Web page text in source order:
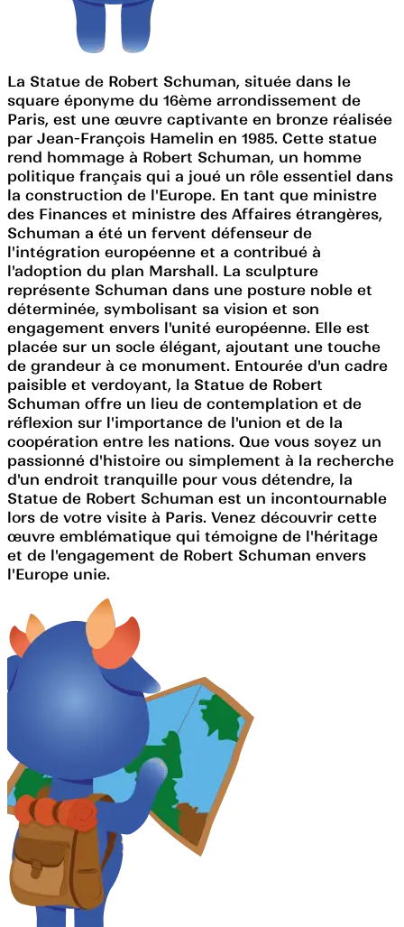
La Statue de Robert Schuman, située dans le
square éponyme du 16ème arrondissement de
Paris, est une œuvre captivante en bronze réalisée
par Jean-François Hamelin en 1985. Cette statue
rend hommage à Robert Schuman, un homme
politique français qui a joué un rôle essentiel dans
la construction de l'Europe. En tant que ministre
des Finances et ministre des Affaires étrangères,
Schuman a été un fervent défenseur de
l'intégration européenne et a contribué à
l'adoption du plan Marshall. La sculpture
représente Schuman dans une posture noble et
déterminée, symbolisant sa vision et son
engagement envers l'unité européenne. Elle est
placée sur un socle élégant, ajoutant une touche
de grandeur à ce monument. Entourée d'un cadre
paisible et verdoyant, la Statue de Robert
Schuman offre un lieu de contemplation et de
réflexion sur l'importance de l'union et de la
coopération entre les nations. Que vous soyez un
passionné d'histoire ou simplement à la recherche
d'un endroit tranquille pour vous détendre, la
Statue de Robert Schuman est un incontournable
lors de votre visite à Paris. Venez découvrir cette
œuvre emblématique qui témoigne de l'héritage
et de l'engagement de Robert Schuman envers
l'Europe unie.